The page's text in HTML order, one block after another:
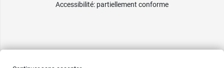
Accessibilité: partiellement conforme